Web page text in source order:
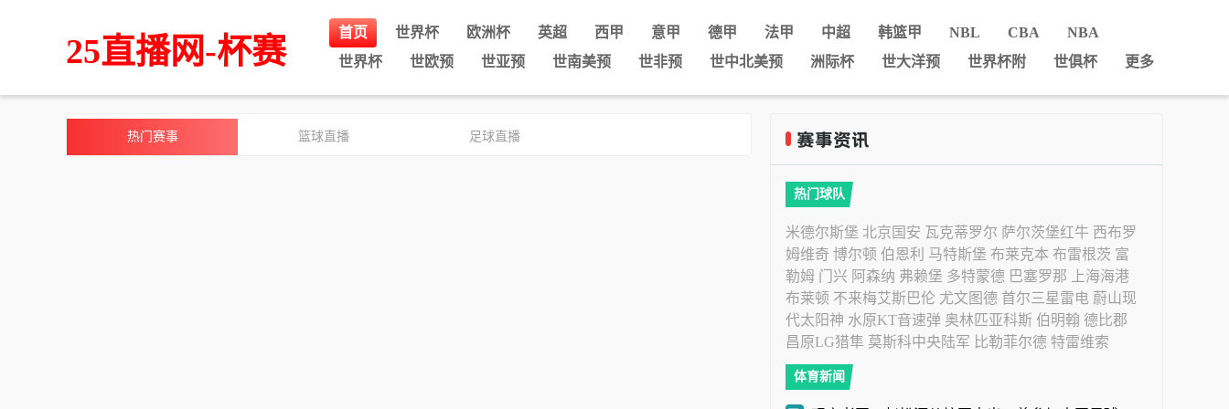
25直播网-杯赛 首页 世界杯 欧洲杯 英超 西甲 意甲 德甲 法甲 中超 韩篮甲 NBL CBA
NBA
世界杯
世欧预 世亚预 世南美预 世非预 世中北美预 洲际杯 世大洋预 世界杯附 世俱杯 更多
热门赛事 篮球直播 足球直播
热门球队
米德尔斯堡 北京国安 瓦克蒂罗尔 萨尔茨堡红牛 西布罗
姆维奇 博尔顿 伯恩利 马特斯堡 布莱克本 布雷根茨 富
勒姆 门兴 阿森纳 弗赖堡 多特蒙德 巴塞罗那
上海海港
布莱顿 不来梅艾斯巴伦 尤文图德 首尔三星雷电 蔚山现
代太阳神 水原KT音速弹 奥林匹亚科斯 伯明翰 德比郡
昌原LG猎隼 莫斯科中央陆军 比勒菲尔德 特雷维索
体育新闻